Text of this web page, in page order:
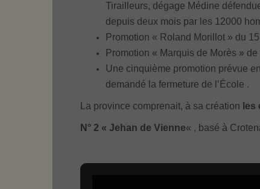
Tirailleurs, dégage Médine
depuis deux mois par les 12000
Promotion « Roland Morillot » du
Promotion « Marquis de Morès »
Une cinquième promotion prévue
demandé la fermeture de l’École .
La province comprenait, à sa création
N° 2 « Jehan de Vienne« , basé à